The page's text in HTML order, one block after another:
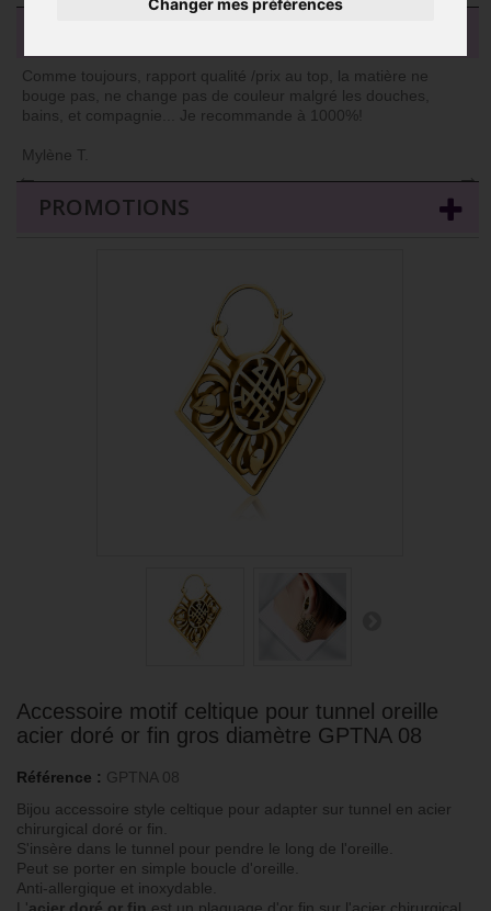
Comme toujours, rapport qualité /prix au top, la matière ne
bouge pas, ne change pas de couleur malgré les douches,
bains, et compagnie... Je recommande à 1000%!
Mylène T.
→
←
PROMOTIONS
Accessoire motif celtique pour tunnel oreille
acier doré or fin gros diamètre GPTNA 08
Référence : GPTNA 08
Bijou accessoire style celtique pour adapter sur tunnel en acier
chirurgical doré or fin.
S'insère dans le tunnel pour pendre le long de l'oreille.
Peut se porter en simple boucle d'oreille.
Anti-allergique et inoxydable.